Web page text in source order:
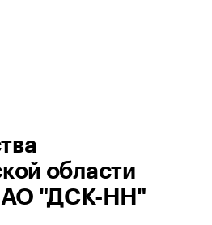
области
"ДСК-НН"